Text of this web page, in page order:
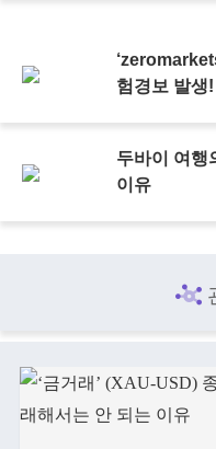
험경보 발생!
두바이 여행
이유